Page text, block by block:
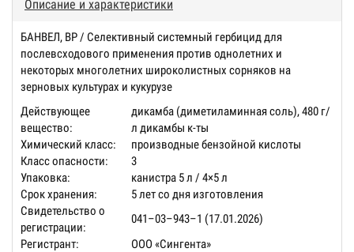
Описание и характеристики
БАНВЕЛ, ВР / Селективный системный гербицид для
послевсходового применения против однолетних и
некоторых многолетних широколистных сорняков на
зерновых культурах и кукурузе
Действующее
вещество:
дикамба (диметиламинная соль), 480 г/
л дикамбы к-ты
Химический класс:
производные бензойной кислоты
Класс опасности:
3
Упаковка:
канистра 5 л / 4×5 л
Срок хранения:
5 лет со дня изготовления
Свидетельство о
регистрации:
041–03–943–1 (17.01.2026)
Регистрант:
ООО «Сингента»